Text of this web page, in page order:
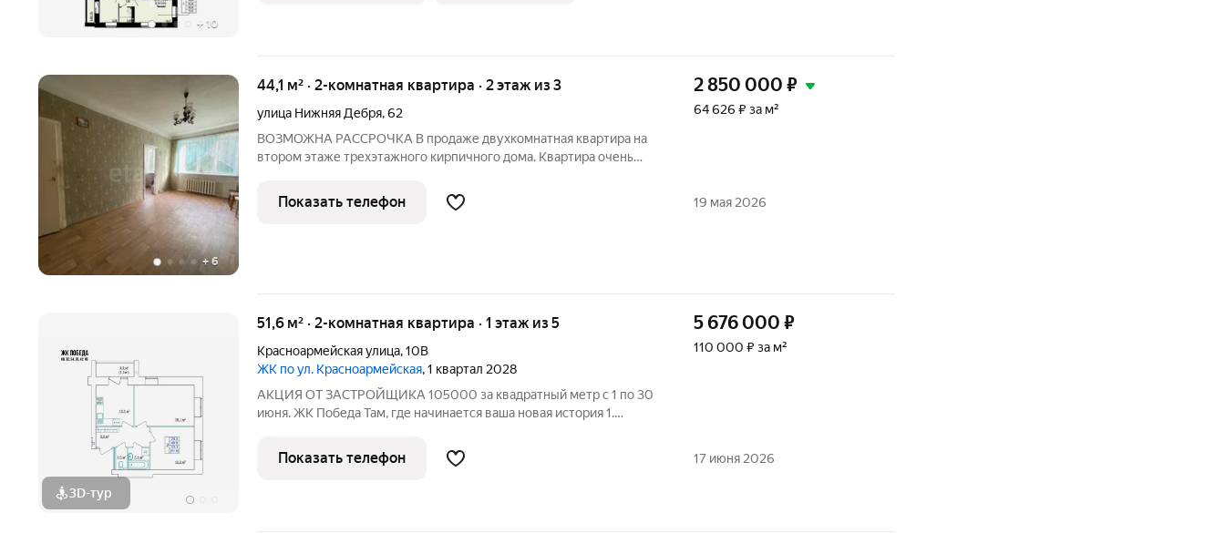
+ 10
+6
44,1 м² · 2-комнатная квартира · 2 этаж из 3
улица Нижняя Дебря,62
ВОЗМОЖНА РАССРОЧКА В продаже двухкомнатная квартира на
втором этаже трехэтажного кирпичного дома. Квартира очень
приличные соседи, очень хорошее расположение дома, до
набережной волги 2 минуты
2 850 000 ₽
64 626 ₽ за м²
Показать телефон 19 мая 2026
3D-тур
51,6 м² · 2-комнатная квартира · 1 этаж из 5
Красноармейская улица,10В
ЖК по ул. Красноармейская, 1 квартал 2028
АКЦИЯ ОТ ЗАСТРОЙЩИКА 105000 за квадратный метр с 1 по 30
июня. ЖК Победа Там, где начинается ваша новая история 1.
современный 5-этажный кирпичный дом на 49 квартир,
созданный в формате уютного
5 676 000 ₽
110 000 ₽ за м²
Показать телефон 17 июня 2026